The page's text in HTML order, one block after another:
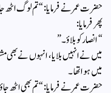
حضرت عمر نے فرمایا: “تم لوگ اٹھ
پھر فرمایا:
“انصار کو بلاؤ۔”
میں نے انہیں بلایا، انہوں نے بھی
میں ہوا تھا۔
حضرت عمر نے فرمایا: “تم بھی اٹھ